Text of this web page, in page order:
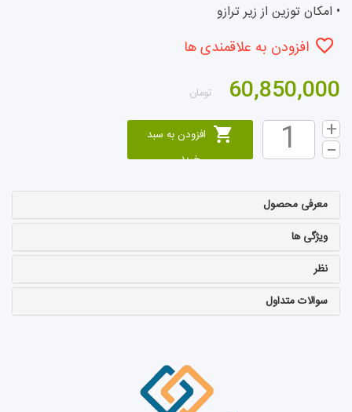
• امکان توزین از زیر ترازو
افزودن به علاقمندی ها
60,850,000 تومان
افزودن به سبد
خرید
معرفی محصول
ویژگی ها
نظر
سوالات متداول